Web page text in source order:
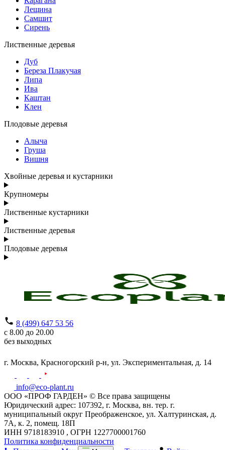
Лещина
Самшит
Сирень
Лиственные деревья
Дуб
Береза Плакучая
Липа
Ива
Каштан
Клен
Плодовые деревья
Алыча
Груша
Вишня
Хвойные деревья и кустарники
Крупномеры
Лиственные кустарники
Лиственные деревья
Плодовые деревья
8 (499) 647 53 56
с 8.00 до 20.00
без выходных
г. Москва, Красногорский р-н, ул. Экспериментальная, д. 14
info@eco-plant.ru
ООО «ПРОФ ГАРДЕН» © Все права защищены
Юридический адрес: 107392, г. Москва, вн. тер. г.
муниципальный округ Преображенское, ул. Халтуринская, д.
7А, к. 2, помещ. 18П
ИНН 9718183910 , ОГРН 1227700001760
Политика конфиденциальности